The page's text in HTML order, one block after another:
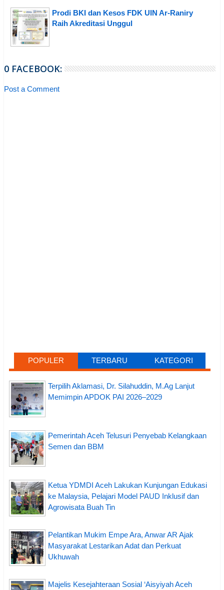
Prodi BKI dan Kesos FDK UIN Ar-Raniry
Raih Akreditasi Unggul
0 FACEBOOK:
Post a Comment
POPULER TERBARU KATEGORI
Terpilih Aklamasi, Dr. Silahuddin, M.Ag Lanjut
Memimpin APDOK PAI 2026–2029
Pemerintah Aceh Telusuri Penyebab Kelangkaan
Semen dan BBM
Ketua YDMDI Aceh Lakukan Kunjungan Edukasi
ke Malaysia, Pelajari Model PAUD Inklusif dan
Agrowisata Buah Tin
Pelantikan Mukim Empe Ara, Anwar AR Ajak
Masyarakat Lestarikan Adat dan Perkuat
Ukhuwah
Majelis Kesejahteraan Sosial ‘Aisyiyah Aceh